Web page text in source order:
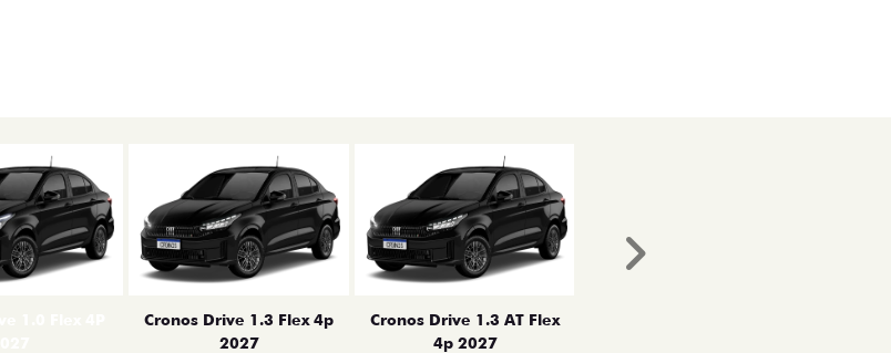
Cronos Drive 1.3 Flex 4p
2027
Cronos Drive 1.3 AT Flex
4p 2027
Próximo